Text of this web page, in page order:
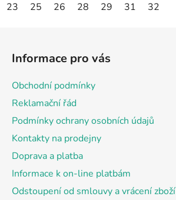
23 25 26 28 29 31 32
Informace pro vás
Obchodní podmínky
Reklamační řád
Podmínky ochrany osobních údajů
Kontakty na prodejny
Doprava a platba
Informace k on-line platbám
Odstoupení od smlouvy a vrácení zboží